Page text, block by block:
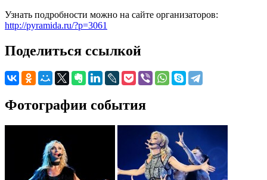
Узнать подробности можно на сайте организаторов:
http://pyramida.ru/?p=3061
Поделиться ссылкой
Фотографии события